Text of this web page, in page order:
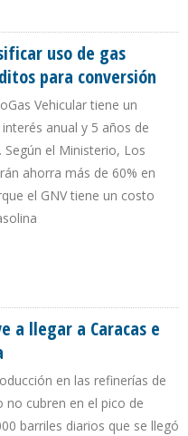
uso de gas
para conversión
Vehicular tiene un
anual y 5 años de
Según el Ministerio, Los
ahorra más de 60% en
el GNV tiene un costo
a llegar a Caracas e
en las refinerías de
no cubren en el pico de
barriles diarios que se llegó